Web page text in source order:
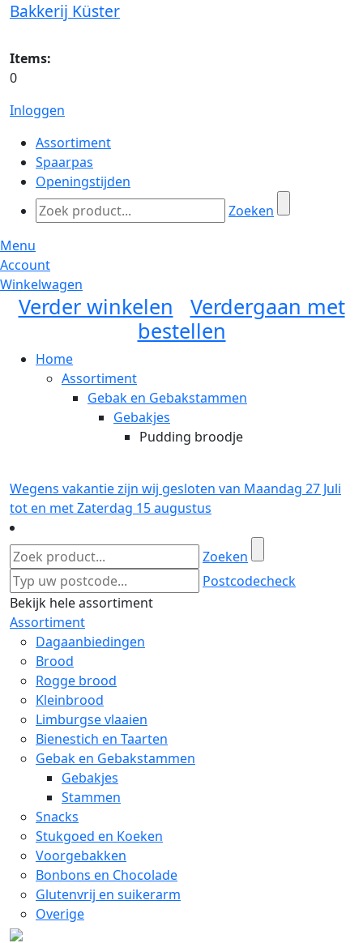
Bakkerij Küster
Items:
0
Inloggen
Assortiment
Spaarpas
Openingstijden
Zoeken
Menu
Account
Winkelwagen
Verder winkelen
Verdergaan met
bestellen
Home
Assortiment
Gebak en Gebakstammen
Gebakjes
Pudding broodje
Wegens vakantie zijn wij gesloten van Maandag 27 Juli
tot en met Zaterdag 15 augustus
Zoeken
Postcodecheck
Bekijk hele assortiment
Assortiment
Dagaanbiedingen
Brood
Rogge brood
Kleinbrood
Limburgse vlaaien
Bienestich en Taarten
Gebak en Gebakstammen
Gebakjes
Stammen
Snacks
Stukgoed en Koeken
Voorgebakken
Bonbons en Chocolade
Glutenvrij en suikerarm
Overige